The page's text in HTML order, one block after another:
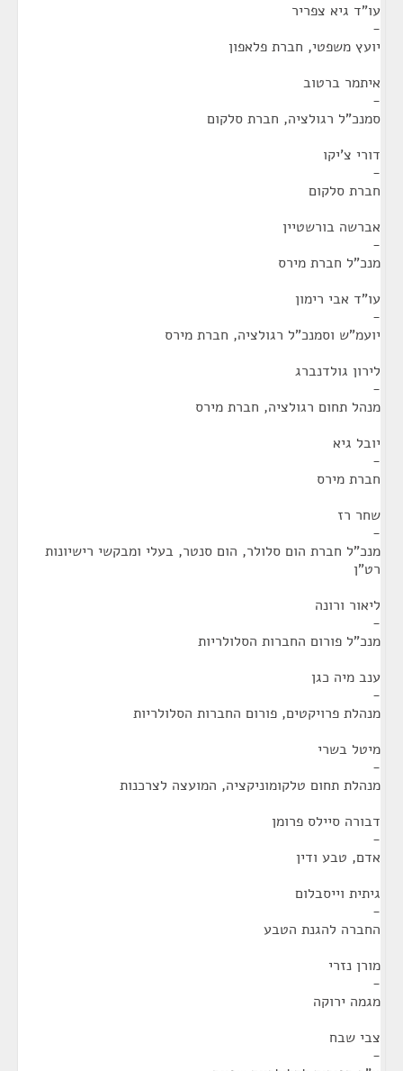
עו"ד גיא צפריר
-
יועץ משפטי, חברת פלאפון
איתמר ברטוב
-
סמנכ"ל רגולציה, חברת סלקום
דורי צ'יקו
-
חברת סלקום
אברשה בורשטיין
-
מנכ"ל חברת מירס
עו"ד אבי רימון
-
יועמ"ש וסמנכ"ל רגולציה, חברת מירס
לירון גולדנברג
-
מנהל תחום רגולציה, חברת מירס
יובל גיא
-
חברת מירס
שחר רז
-
מנכ"ל חברת הום סלולר, הום סנטר, בעלי ומבקשי רישיונות
רט"ן
ליאור ורונה
-
מנכ"ל פורום החברות הסלולריות
ענב מיה כגן
-
מנהלת פרויקטים, פורום החברות הסלולריות
מיטל בשרי
-
מנהלת תחום טלקומוניקציה, המועצה לצרכנות
דבורה סיילס פרומן
-
אדם, טבע ודין
גיתית וייסבלום
-
החברה להגנת הטבע
מורן נזרי
-
מגמה ירוקה
צבי שבח
-